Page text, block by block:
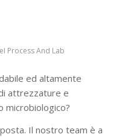
Process And Lab
ed altamente
attrezzature e
microbiologico?
Il nostro team è a